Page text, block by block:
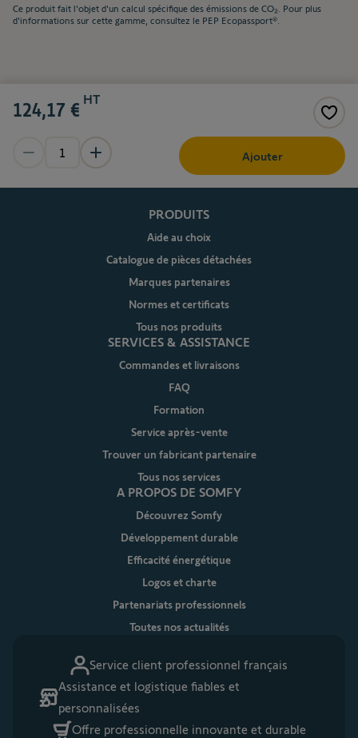
Ce produit fait l'objet d'un calcul spécifique des émissions de CO₂. Pour plus
d'informations sur cette gamme, consultez le PEP Ecopassport®.
124,17 € HT
Ajouter
Service client professionnel français
Assistance et logistique fiables et
personnalisées
Offre professionnelle innovante et durable
PRODUITS
Aide au choix
Catalogue de pièces détachées
Marques partenaires
Normes et certificats
Tous nos produits
SERVICES & ASSISTANCE
Commandes et livraisons
FAQ
Formation
Service après-vente
Trouver un fabricant partenaire
Tous nos services
A PROPOS DE SOMFY
Découvrez Somfy
Développement durable
Efficacité énergétique
Logos et charte
Partenariats professionnels
Toutes nos actualités